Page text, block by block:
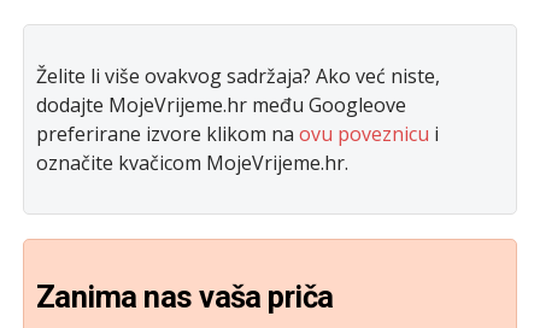
Želite li više ovakvog sadržaja? Ako već niste,
dodajte MojeVrijeme.hr među Googleove
preferirane izvore klikom na ovu poveznicu i
označite kvačicom MojeVrijeme.hr.
Zanima nas vaša priča